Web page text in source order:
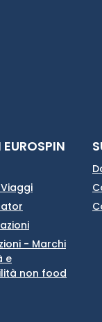
- Marchi
e
non food